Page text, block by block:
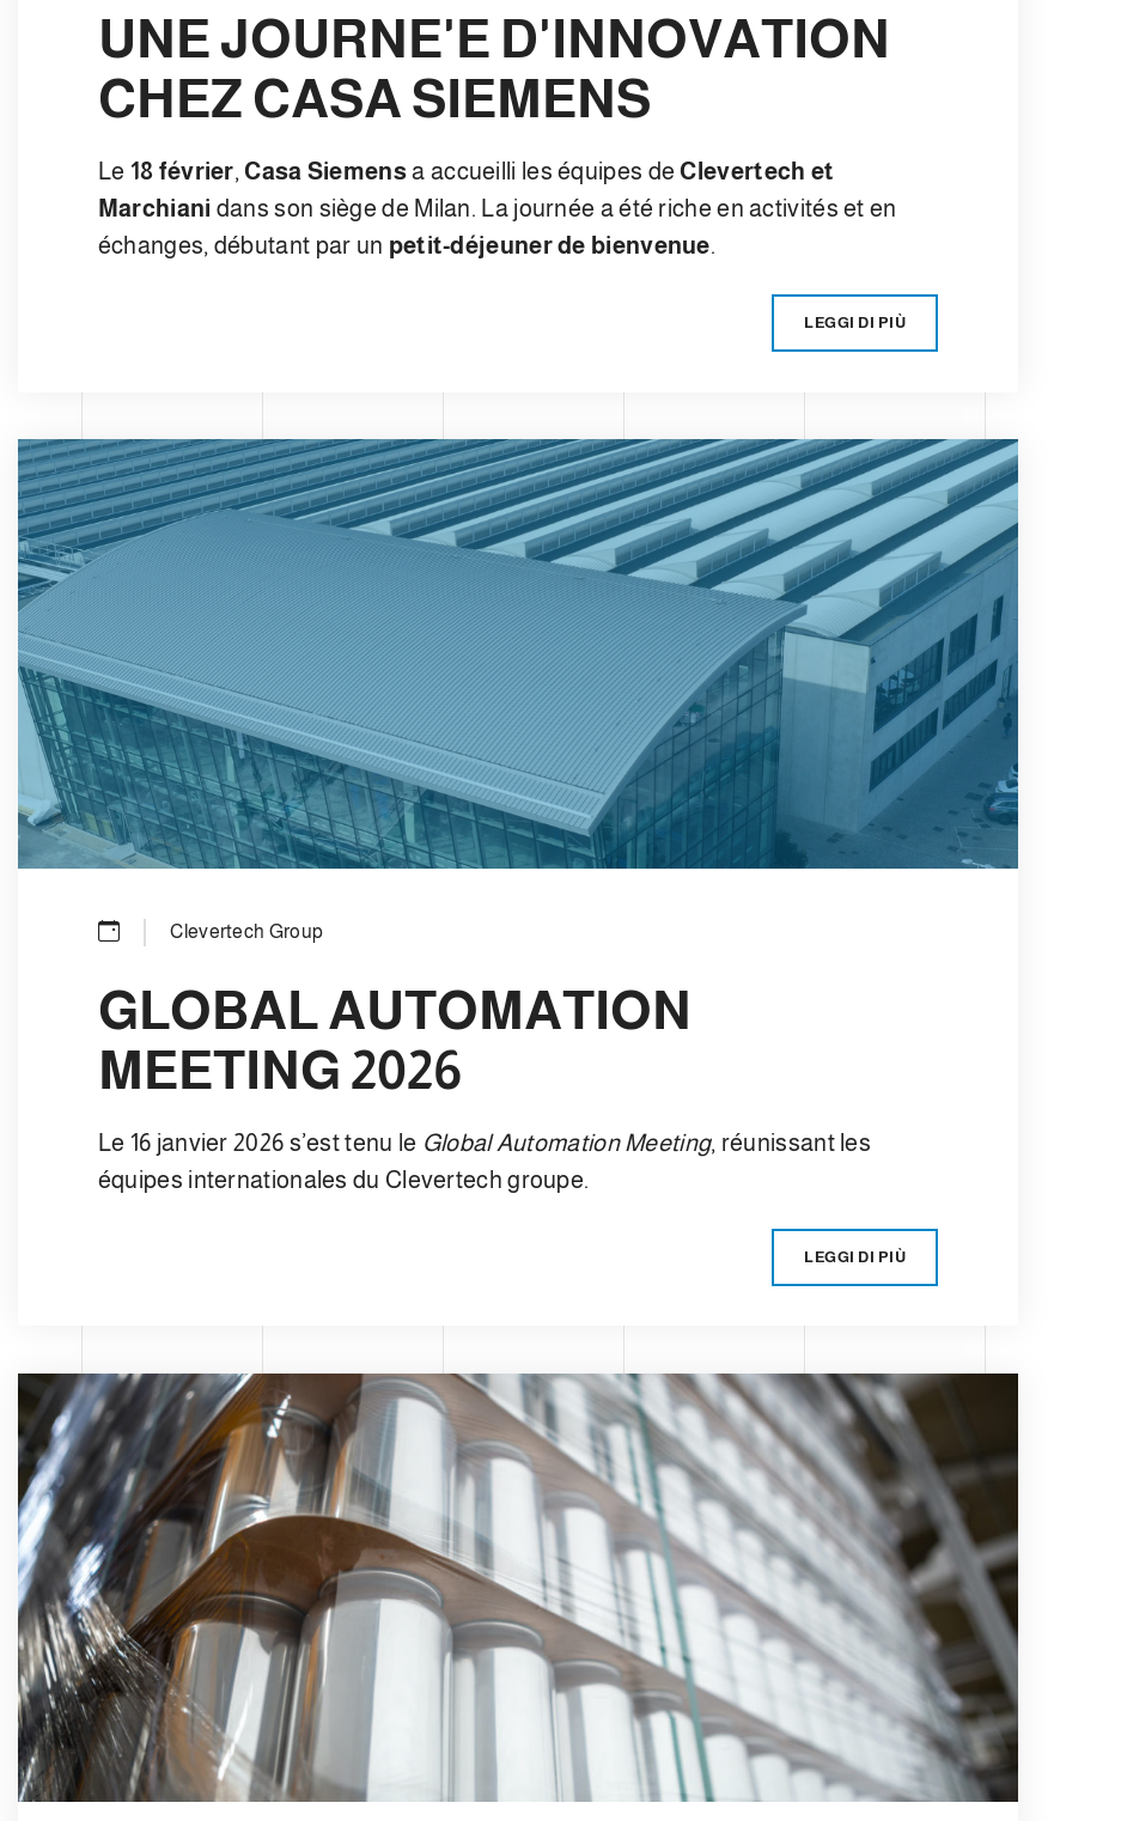
UNE JOURNE'E D'INNOVATION
CHEZ CASA SIEMENS
Le 18 février,Casa Siemensa accueilli les équipes deClevertech et
Marchiani dans son siège de Milan. La journée a été riche en activités et en
échanges, débutant par un petit-déjeuner de bienvenue.
LEGGI DI PIÙ
Clevertech Group
GLOBAL AUTOMATION
MEETING 2026
Le 16 janvier 2026 s’est tenu le Global Automation Meeting, réunissant les
équipes internationales du Clevertech groupe.
LEGGI DI PIÙ